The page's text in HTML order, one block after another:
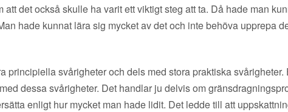
det också skulle ha varit ett viktigt steg att ta. Då hade man
hade kunnat lära sig mycket av det och inte behöva upprepa
principiella svårigheter och dels med stora praktiska
dessa svårigheter. Det handlar ju delvis om
enligt hur mycket man hade lidit. Det ledde till att